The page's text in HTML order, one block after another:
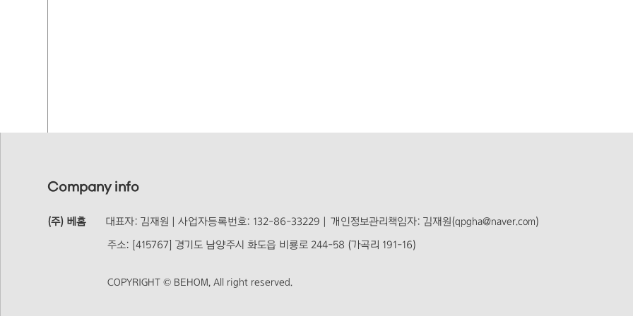
Company info
(주) 베홈 대표자: 김재원 | 사업자등록번호: 132-86-33229 | 개인정보관리책임자: 김재원(qpgha@naver.com)
주소: [415767] 경기도 남양주시 화도읍 비룡로 244-58 (가곡리 191-16)
COPYRIGHT © BEHOM, All right reserved.